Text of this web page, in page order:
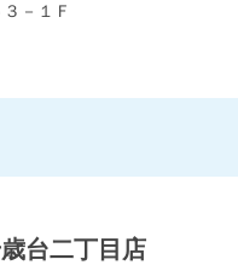
－１Ｆ
台二丁目店